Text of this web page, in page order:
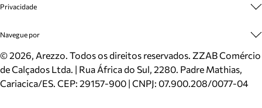
Mapa do Site
Inverno
Mundo Arezzo
Cadastro
Meus Pedidos
Trocas e Devoluções
Cartão Presente
Localizador de lojas
Privacidade
Politica e Privacidade
Navegue por
Sapatos
Bolsas
Scarpins
©2026, Arezzo. Todos os direitos reservados. ZZAB Comércio
de Calçados Ltda. | Rua África do Sul, 2280. Padre Mathias,
Cariacica/ES. CEP: 29157-900 | CNPJ: 07.900.208/0077-04